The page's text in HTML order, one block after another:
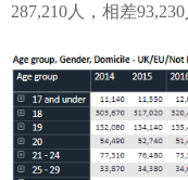
287,210 人，相差93,230